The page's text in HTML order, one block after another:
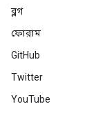
ব্লগ
ফোরাম
GitHub
Twitter
YouTube